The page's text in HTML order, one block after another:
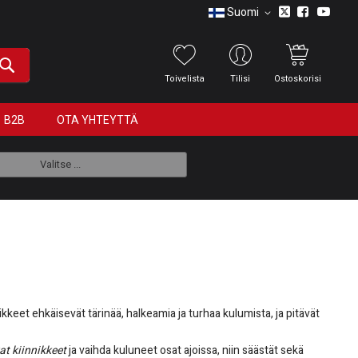
Suomi
Toivelista Tilisi Ostoskorisi
B2B OTA YHTEYTTÄ
Valitse ...
ehkäisevät tärinää, halkeamia ja turhaa kulumista, ja pitävät
kiinnikkeetja vaihda kuluneet osat ajoissa, niin säästät sekä